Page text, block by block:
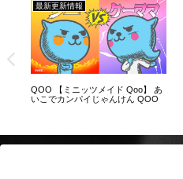
最新更新情報
QOO 【ミニッツメイド Qoo】 あ
いこでカンパイじゃんけん QOO